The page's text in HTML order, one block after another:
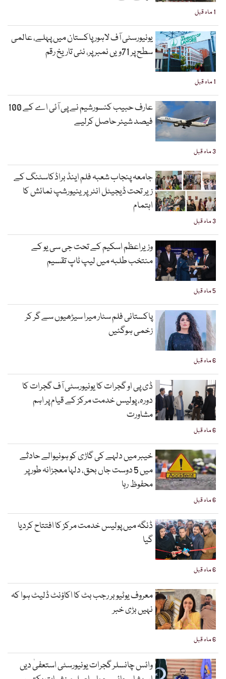
1 ماہ قبل
1 ماہ قبل
یونیورسٹی آف لاہور پاکستان میں پہلے، عالمی
سطح پر 71ویں نمبر پر، نئی تاریخ رقم
3 ماہ قبل
عارف حبیب کنسورشیم نے پی آئی اے کے 100
فیصد شیئر حاصل کرلیے
3 ماہ قبل
جامعہ پنجاب شعبہ فلم اینڈ براڈکاسٹنگ کے
زیر تحت ڈیجیٹل انٹرپرینیورشپ نمائش کا
اہتمام
5 ماہ قبل
وزیراعظم اسکیم کے تحت جی سی یو کے
منتخب طلبہ میں لیپ ٹاپ تقسیم
6 ماہ قبل
پاکستانی فلم سٹار میرا سیڑھیوں سے گر کر
زخمی ہوگئیں
6 ماہ قبل
ڈی پی او گجرات کا یونیورسٹی آف گجرات کا
دورہ، پولیس خدمت مرکز کے قیام پر اہم
مشاورت
6 ماہ قبل
خیبر میں دلہے کی گاڑی کو ہونیوالے حادثے
میں 5 دوست جاں بحق، دلہا معجزانہ طور پر
محفوظ رہا
6 ماہ قبل
ڈنگہ میں پولیس خدمت مرکز کا افتتاح کردیا
گیا
6 ماہ قبل
معروف یوٹیوبر رجب بٹ کا اکاؤنٹ ڈلیٹ ہوا کہ
نہیں بڑی خبر
وائس چانسلر گجرات یونیورسٹی استعفیٰ دیں